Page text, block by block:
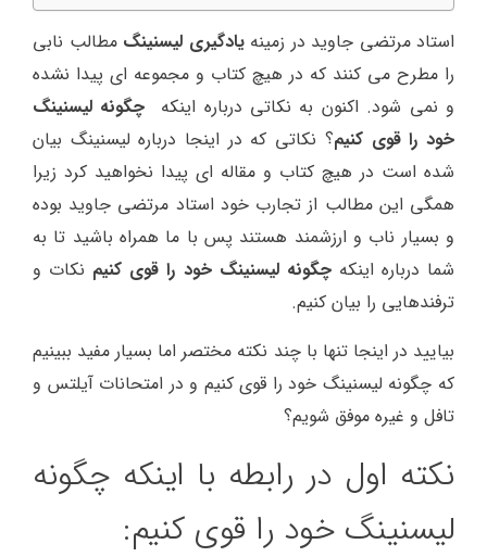
استاد مرتضی جاوید در زمینهیادگیری لیسنینگ مطالب نابی
را مطرح می کنند که در هیچ کتاب و مجموعه ای پیدا نشده
و نمی شود. اکنون به نکاتی درباره اینکه چگونه لیسنینگ
خود را قوی کنیم؟ نکاتی که در اینجا درباره لیسنینگ بیان
شده است در هیچ کتاب و مقاله ای پیدا نخواهید کرد زیرا
همگی این مطالب از تجارب خود استاد مرتضی جاوید بوده
و بسیار ناب و ارزشمند هستند پس با ما همراه باشید تا به
شما درباره اینکهچگونه لیسنینگ خود را قوی کنیم نکات و
ترفندهایی را بیان کنیم.
بیایید در اینجا تنها با چند نکته مختصر اما بسیار مفید ببینیم
که چگونه لیسنینگ خود را قوی کنیم و در امتحانات آیلتس و
تافل و غیره موفق شویم؟
نکته اول در رابطه با اینکه چگونه
لیسنینگ خود را قوی کنیم: